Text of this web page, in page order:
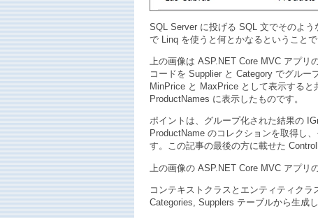
SQL Server に投げる SQL 文でそのよ
で Linq を使うと何とかなるということ
上の画像は ASP.NET Core MVC アプ
コードを Supplier と Category でグルー
MinPrice と MaxPrice として表示する
ProductNames に表示したものです。
ポイントは、グループ化された結果の
ProductName のコレクションを取得し
す。この記事の最後の方に載せた
上の画像の ASP.NET Core MVC アプリ
コンテキストクラスとエンティティク
Categories, Supplers テーブルから生成し